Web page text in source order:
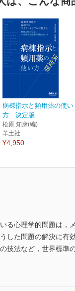
病棟指示と頻用薬の使い
方 決定版
松原 知康(編)
羊土社
¥4,950
る心理学的問題は，
した問題の解決に
技法など，世界標準